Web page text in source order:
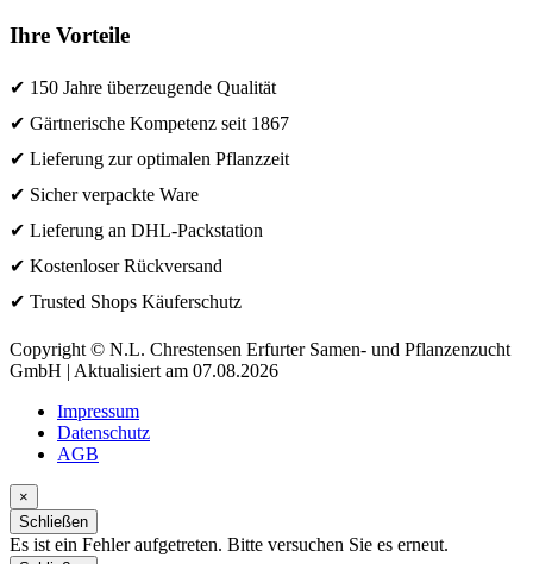
Ihre Vorteile
✔ 150 Jahre überzeugende Qualität
✔ Gärtnerische Kompetenz seit 1867
✔ Lieferung zur optimalen Pflanzzeit
✔ Sicher verpackte Ware
✔ Lieferung an DHL-Packstation
✔ Kostenloser Rückversand
✔ Trusted Shops Käuferschutz
Copyright © N.L. Chrestensen Erfurter Samen- und Pflanzenzucht
GmbH | Aktualisiert am 07.08.2026
Impressum
Datenschutz
AGB
×
Schließen
Es ist ein Fehler aufgetreten. Bitte versuchen Sie es erneut.